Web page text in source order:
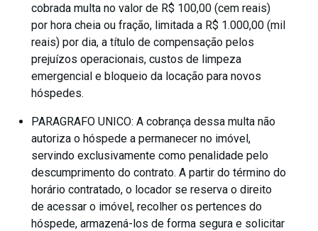
cobrada multa no valor de R$ 100,00 (cem reais)
por hora cheia ou fração, limitada a R$ 1.000,00 (mil
reais) por dia, a título de compensação pelos
prejuízos operacionais, custos de limpeza
emergencial e bloqueio da locação para novos
hóspedes.
PARAGRAFO UNICO: A cobrança dessa multa não
autoriza o hóspede a permanecer no imóvel,
servindo exclusivamente como penalidade pelo
descumprimento do contrato. A partir do término do
horário contratado, o locador se reserva o direito
de acessar o imóvel, recolher os pertences do
hóspede, armazená-los de forma segura e solicitar